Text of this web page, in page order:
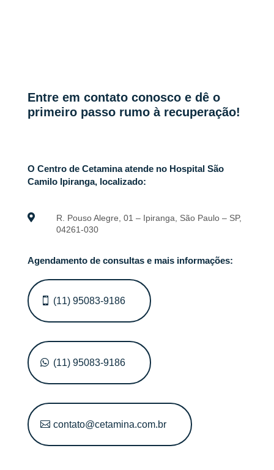
Entre em contato conosco e dê o
primeiro passo rumo à recuperação!
O Centro de Cetamina atende no Hospital São
Camilo Ipiranga, localizado:

R. Pouso Alegre, 01 – Ipiranga, São Paulo – SP,
04261-030
Agendamento de consultas e mais informações:
(11) 95083-9186
(11) 95083-9186
contato@cetamina.com.br